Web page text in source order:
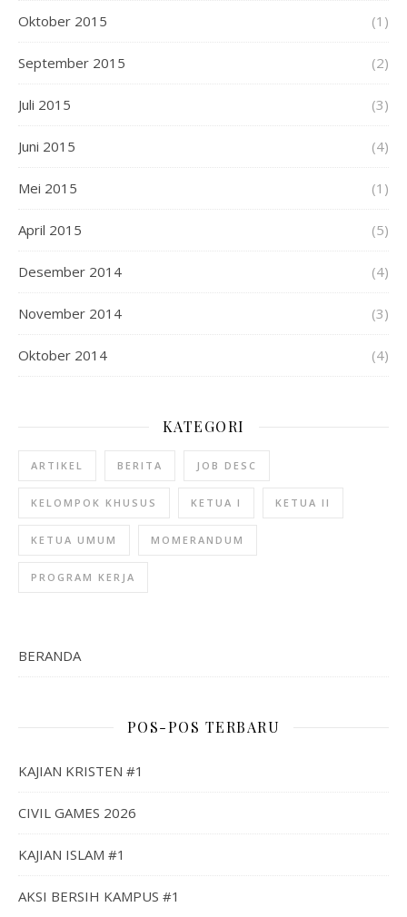
Oktober 2015 (1)
September 2015 (2)
Juli 2015 (3)
Juni 2015 (4)
Mei 2015 (1)
April 2015 (5)
Desember 2014 (4)
November 2014 (3)
Oktober 2014 (4)
KATEGORI
ARTIKEL BERITA JOB DESC
KELOMPOK KHUSUS KETUA I KETUA II
KETUA UMUM MOMERANDUM
PROGRAM KERJA
BERANDA
POS-POS TERBARU
KAJIAN KRISTEN #1
CIVIL GAMES 2026
KAJIAN ISLAM #1
AKSI BERSIH KAMPUS #1